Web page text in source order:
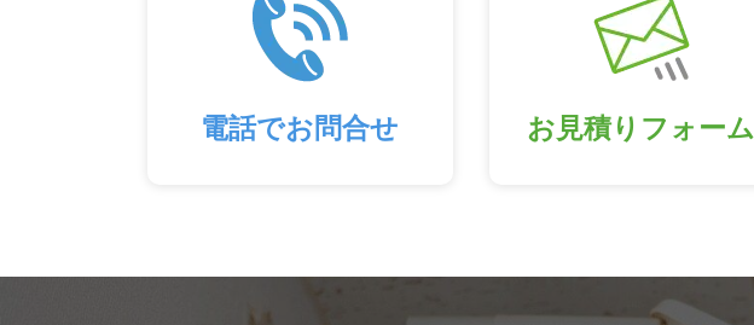
電話でお問合せ お見積りフォーム